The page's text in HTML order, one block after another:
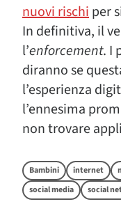
nuovi rischiper
In definitiva, il
l’enforcement. I
diranno se
l’esperienza
l’ennesima
non trovare
Bambini internet
social media
social